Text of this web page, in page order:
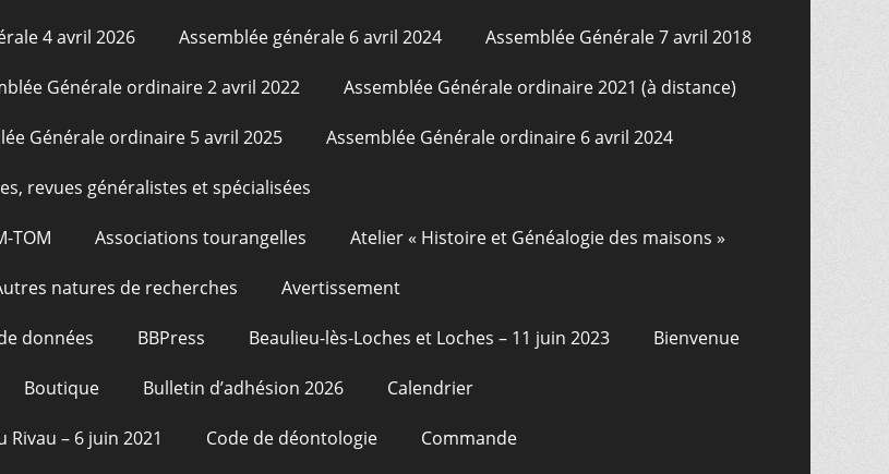
4 avril 2026 Assemblée générale 6 avril 2024 Assemblée Générale 7 avril 2018
Générale ordinaire 2 avril 2022 Assemblée Générale ordinaire 2021 (à distance)
Générale ordinaire 5 avril 2025 Assemblée Générale ordinaire 6 avril 2024
revues généralistes et spécialisées
TOM Associations tourangelles Atelier « Histoire et Généalogie des maisons »
natures de recherches Avertissement
données BBPress Beaulieu-lès-Loches et Loches – 11 juin 2023 Bienvenue
Boutique Bulletin d’adhésion 2026 Calendrier
Rivau – 6 juin 2021 Code de déontologie Commande